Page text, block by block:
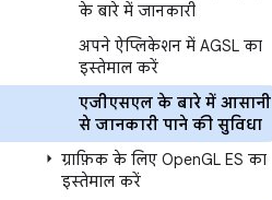
के बारे में जानकारी
अपने ऐप्लिकेशन में AGSL का
इस्तेमाल करें
एजीएसएल के बारे में आसानी
से जानकारी पाने की सुविधा
ग्राफ़िक के लिए OpenGL ES का
इस्तेमाल करें